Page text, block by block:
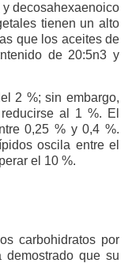
decosahexaenoico
tienen un alto
que los aceites de
de 20:5n3 y
2 %; sin embargo,
al 1 %. El
0,25 % y 0,4 %.
oscila entre el
el 10 %.
carbohidratos por
demostrado que su